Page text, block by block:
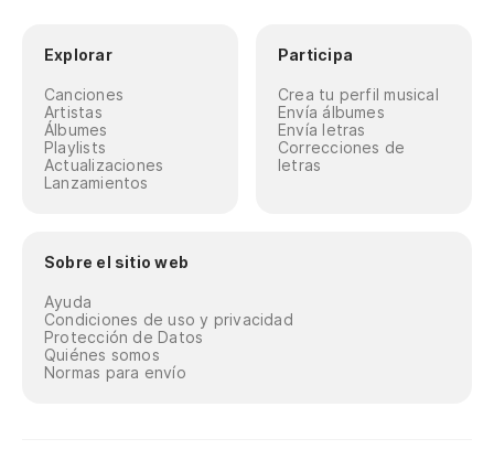
Explorar
Canciones
Artistas
Álbumes
Playlists
Actualizaciones
Lanzamientos
Participa
Crea tu perfil musical
Envía álbumes
Envía letras
Correcciones de
letras
Sobre el sitio web
Ayuda
Condiciones de uso y privacidad
Protección de Datos
Quiénes somos
Normas para envío